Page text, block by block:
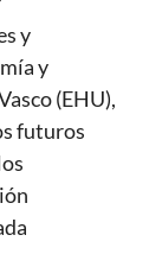
y
y
(EHU),
futuros